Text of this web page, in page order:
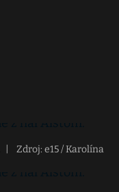
Zdroj: e15 / Karolína